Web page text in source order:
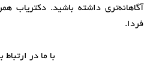
آگاهانه‌تری داشته باشید. دکتریاب
فردا.
با ما در ارتباط